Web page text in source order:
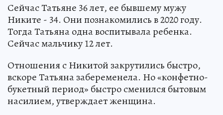
Сейчас Татьяне 36 лет, ее бывшему мужу
Никите - 34. Они познакомились в 2020 году.
Тогда Татьяна одна воспитывала ребенка.
Сейчас мальчику 12 лет.
Отношения с Никитой закрутились быстро,
вскоре Татьяна забеременела. Но «конфетно-
букетный период» быстро сменился бытовым
насилием, утверждает женщина.